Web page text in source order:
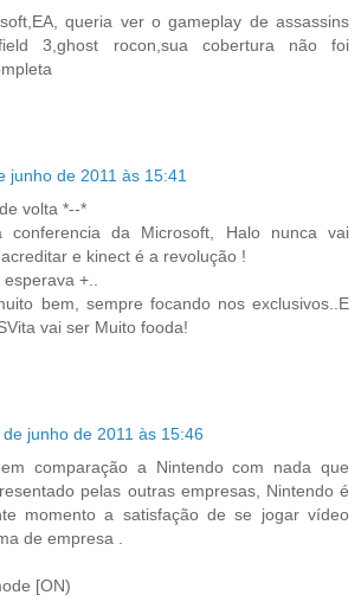
queria ver o gameplay de assassins
3,ghost rocon,sua cobertura não foi
junho de 2011 às 15:41
volta *--*
conferencia da Microsoft, Halo nunca vai
e kinect é a revolução !
+..
bem, sempre focando nos exclusivos..E
vai ser Muito fooda!
de junho de 2011 às 15:46
comparação a Nintendo com nada que
pelas outras empresas, Nintendo é
momento a satisfação de se jogar vídeo
de empresa .
[ON)